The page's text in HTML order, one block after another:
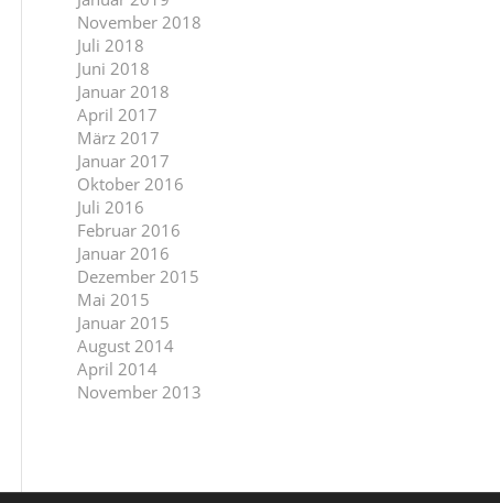
November 2018
Juli 2018
Juni 2018
Januar 2018
April 2017
März 2017
Januar 2017
Oktober 2016
Juli 2016
Februar 2016
Januar 2016
Dezember 2015
Mai 2015
Januar 2015
August 2014
April 2014
November 2013